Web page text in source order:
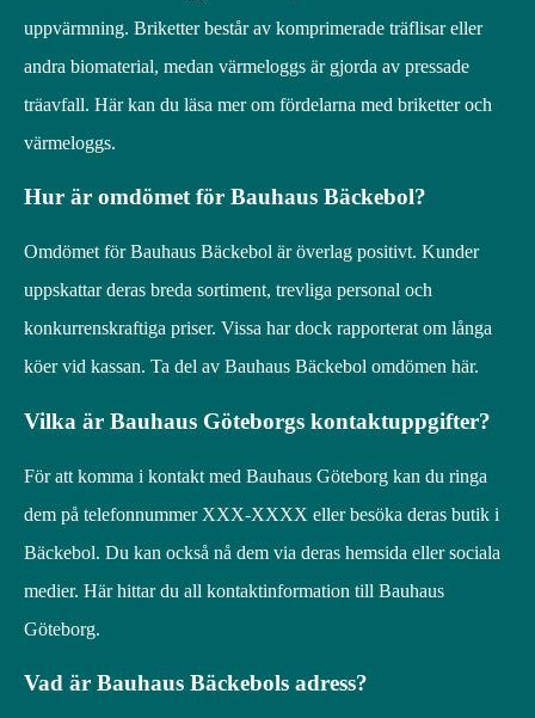
uppvärmning. Briketter består av komprimerade träflisar eller
andra biomaterial, medan värmeloggs är gjorda av pressade
träavfall. Här kan du läsa mer om fördelarna med briketter och
värmeloggs.
Hur är omdömet för Bauhaus Bäckebol?
Omdömet för Bauhaus Bäckebol är överlag positivt. Kunder
uppskattar deras breda sortiment, trevliga personal och
konkurrenskraftiga priser. Vissa har dock rapporterat om långa
köer vid kassan. Ta del av Bauhaus Bäckebol omdömen här.
Vilka är Bauhaus Göteborgs kontaktuppgifter?
För att komma i kontakt med Bauhaus Göteborg kan du ringa
dem på telefonnummer XXX-XXXX eller besöka deras butik i
Bäckebol. Du kan också nå dem via deras hemsida eller sociala
medier. Här hittar du all kontaktinformation till Bauhaus
Göteborg.
Vad är Bauhaus Bäckebols adress?